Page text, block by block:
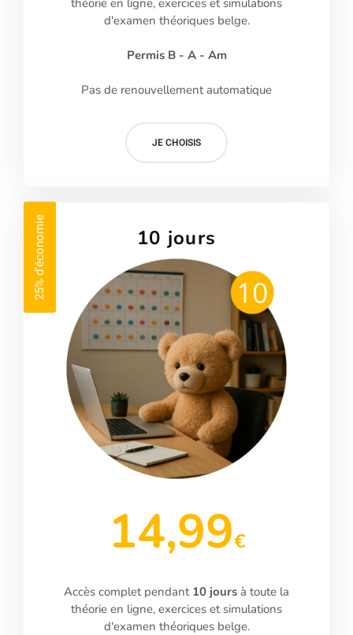
théorie en ligne, exercices et simulations
d'examen théoriques belge.
Permis B - A - Am
Pas de renouvellement automatique
JE CHOISIS
25% d'économie 10 jours
14,99€
Accès complet pendant 10 jours à toute la
théorie en ligne, exercices et simulations
d'examen théoriques belge.